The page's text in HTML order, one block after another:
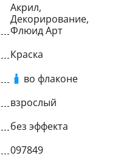
Акрил,
Декорирование,
Флюид Арт
Краска
во флаконе
взрослый
без эффекта
097849